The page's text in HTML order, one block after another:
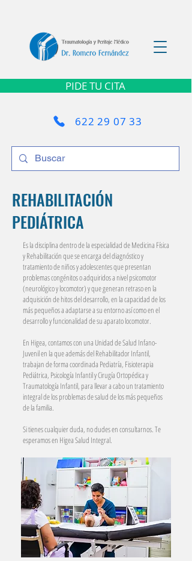
PIDE TU CITA
622 29 07 33
REHABILITACIÓN
PEDIÁTRICA
Es la disciplina dentro de la especialidad de Medicina Física
y Rehabilitación que se encarga del diagnóstico y
tratamiento de niños y adolescentes que presentan
problemas congénitos o adquiridos a nivel psicomotor
(neurológico y locomotor) y que generan retraso en la
adquisición de hitos del desarrollo, en la capacidad de los
más pequeños a adaptarse a su entorno así como en el
desarrollo y funcionalidad de su aparato locomotor.
En Higea, contamos con una Unidad de Salud Infano-
Juvenil en la que además del Rehabilitador Infantil,
trabajan de forma coordinada Pediatría, Fisioterapia
Pediátrica, Psicología Infantil y Cirugía Ortopédica y
Traumatología Infantil, para llevar a cabo un tratamiento
integral de los problemas de salud de los más pequeños
de la familia.
Si tienes cualquier duda, no dudes en consultarnos. Te
esperamos en Higea Salud Integral.